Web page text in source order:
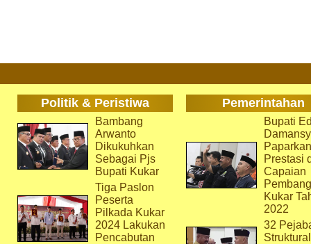
Politik & Peristiwa Pemerintahan
Bambang
Arwanto
Dikukuhkan
Sebagai Pjs
Bupati Kukar
Tiga Paslon
Peserta
Pilkada Kukar
2024 Lakukan
Pencabutan
Bupati
Paparkan
Prestasi
Capaian
Kukar
2022
32